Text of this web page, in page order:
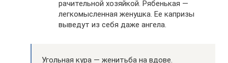
рачительной хозяйкой. Рябенькая —
легкомысленная женушка. Ее капризы
выведут из себя даже ангела.
Угольная кура — женитьба на вдове.